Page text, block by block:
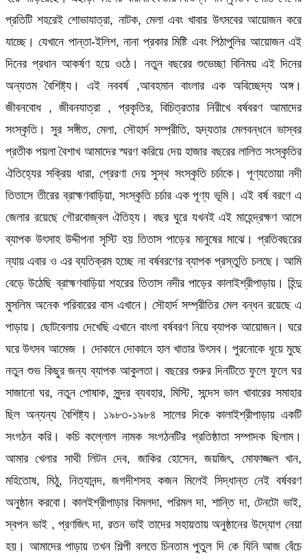
প্রতিটি শহরেই শোভাযাত্রা, নাটক, মেলা এবং খাবার উৎসবের আয়োজন করে
যাচ্ছে। যেখানে পান্তা-ইলিশ, নানা প্রকার মিষ্টি এবং পিঠাপুলির আয়োজন এই
দিনের প্রধান আকর্ষণ হয়ে ওঠে। নতুন বছরের শুভেচ্ছা বিনিময় এই দিনের
অন্যতম বৈশিষ্ট্য। এই নববর্ষ ,আবহমান বাংলার এক অবিচ্ছেদ্য অঙ্গ।
জীবনবোধ , জীবনযাত্রা , প্রকৃতির, বিচিত্রতার নিরীখে বর্ষবরণ আমাদের
সংস্কৃতি। সুর সঙ্গীত, মেলা, সৌহার্দ সম্প্রীতি, হৃদ্যতার মেলবন্ধনে ভাস্বর
প্রতীক পয়লা বৈশাখ আমাদের স্মরণ করিয়ে দেয় হাজার বছরের লালিত সংস্কৃতির
ঐতিহ্যের সক্রিয় ধারা, প্রেরণা দেয় সুস্থ সংস্কৃতি চর্চাকে। পূণ্যতোয়া নদী
তিতাসে তীরের ব্রাহ্মণবাড়িয়া, সংস্কৃতি চর্চার এক পূণ্য ভূমি। এই বর্ষ বরণে এ
জেলার রয়েছে গৌরবোজ্বল ঐতিহ্য। বছর ঘুরে যখনই এই মাহেন্দ্রক্ষণ আসে
ব্যাপক উৎসাহ উদ্দীপনা সৃস্টি হয় তিতাস পাড়ের মানুষের মাঝে। প্রতিবছরের
ন্যায় এবার ও এর ব্যতিক্রম হচ্ছে না বর্ষবরণের ব্যাপক প্রস্তুতি চলছে। আমি
বেড়ে উঠেছি ব্রাহ্মণবাড়িয়া শহরের তিতাস নদীর পাড়ের কালাইশ্রীপাড়ায়। হিন্দু
মুসলিম অনেক পরিবারের বাস এখানে। সৌহার্দ সম্প্রীতির মেল বন্ধন রয়েছে এ
পাড়ায়। ছোটবেলায় দেখেছি এখানে বাংলা বর্ষবরণ নিয়ে ব্যাপক আয়োজন। ঘরে
ঘরে উৎসব আমেজ । দোকানে দোকানে হাল খাতার উৎসব। পুরনোকে ধূয়ে মুছে
নতুন শুভ কিছুর জন্য ব্যাপক আকুলতা। বছরের শুরুর দিনটিতে ফুলে ফুলে ঘর
সাজানো ঘর, নতুন পোষাক, সুন্দর ব্যবহার, মিস্টি, সন্দেস ভাল খাবারের সমাহার
ছিল অন্যন্য বৈশিষ্ট্য। ১৯৮৩-১৯৮৪ সালের দিকে কালাইশ্রীপাড়ায় একটি
সংগঠন করি। কচি কল্লোল নামক সংগঠনটির প্রতিষ্ঠাতা সম্পাদক ছিলাম।
আমার খেলার সাথী লিটন দেব, জাকির হোসেন, জয়জিৎ, মোফাজ্জল খান,
মহিতোষ, মিঠু, নিত্যানন্দ, জগদীশসহ কজন মিলেই সিদ্ধান্ত নেই বর্ষবরণ
অনুষ্ঠান করবো। কালইশ্রীপাড়ার বিমলদা, পরিমল দা, শান্তি দা, টেনটো ভাই,
স্বপন ভাই , প্রণজিৎ দা, রতন ভাই তাদের সহায়তায় অনুষ্ঠানের উদ্যোগ নেয়া
হয়। আমাদের পাড়ায় তখন শিল্পী বলতে চিনতাম পুতুল দি কে যিনি আজ বেঁচে